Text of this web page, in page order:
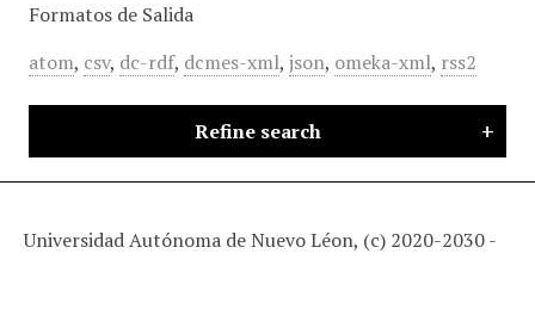
Formatos de Salida
atom, csv, dc-rdf, dcmes-xml, json, omeka-xml, rss2
Refine search
Universidad Autónoma de Nuevo Léon, (c) 2020-2030 -